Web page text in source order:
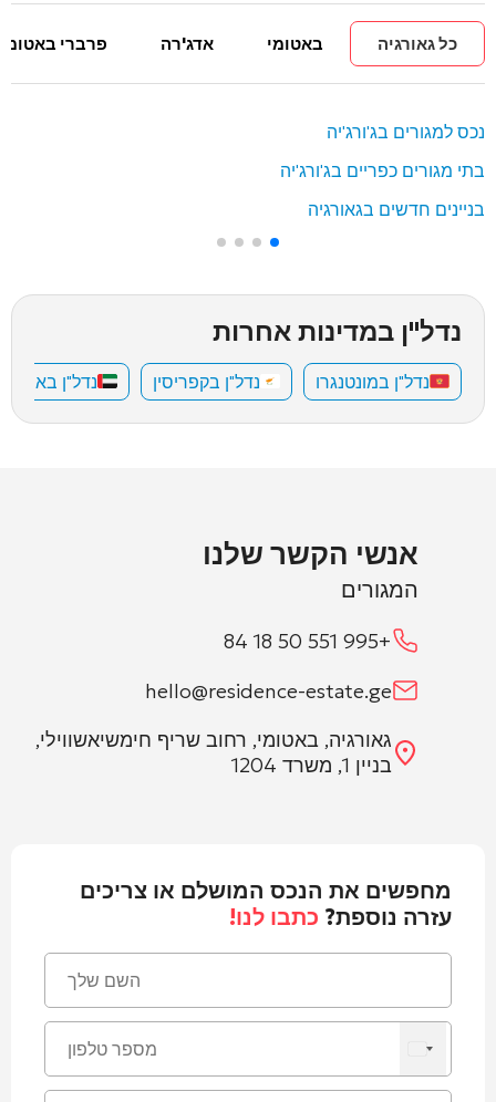
כל גאורגיה באטומי אדג'רה פרברי באטומי
נכס למגורים בג'ורג'יה
בתי מגורים כפריים בג'ורג'יה
בניינים חדשים בגאורגיה
נדל"ן במדינות אחרות
נדל"ן במונטנגרו נדל"ן בקפריסין נדל"ן
אנשי הקשר שלנו
המגורים
+995 551 50 18 84
hello@residence-estate.ge
גאורגיה, באטומי, רחוב שריף חימשיאשווילי,
בניין 1, משרד 1204
מחפשים את הנכס המושלם או צריכים
עזרה נוספת? כתבו לנו!